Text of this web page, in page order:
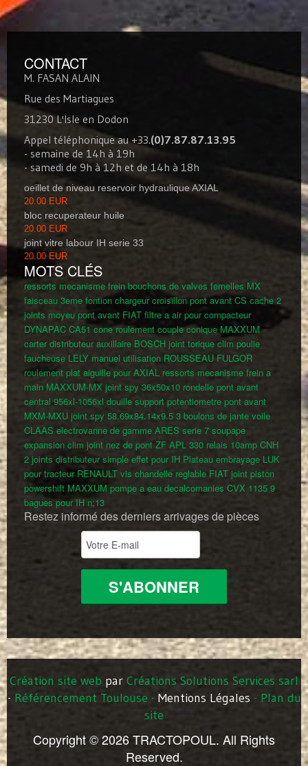
CONTACT
M. FASAN ALAIN
Rue des Martiagues
31230 L'Isle en Dodon
Appel téléphonique au +33.(0)7.87.87.13.95
- semaine de 14h à 19h
- samedi de 9h à 12h et de 14h à 18h
oeillet de niveau reservoir hydraulique AXIAL
20.00 EUR
bloc recuperateur huile
20.00 EUR
joint vitre labour IH serie 33
20.00 EUR
MOTS CLÉS
ressorts mecanisme frein bouchons de valves femelles MX
faisceau 3eme fontion chargeur croisillon pont avant CS cache 2
joints moyeu pont avant FIAT filtre a air pour compacteur
DYNAPAC CA51 cone roulement couple conique MAXXUM
carter distributeur auxillaire BOSCH joint torique clim poulie
faucheuse LELY manuel utilisation ROUSSEAU FULGOR
roulement plat aiguille pour AXIAL ressorts mecanisme frein a
main MAXXUM-MX joint spy 36x50x10 rondelle pont avant
central 956xl-1056xl douille support potentiometre pont avant
MXM-MXU joint spy 58.69x84.14x9.5 3 boulons de jante voile
CLAAS electrovanne de gamme ARES serie 7 soupape
expansion clim joint nez de pont ZF APL 330 relais 10amp CNH
2 joints distributeur simple effet pour IH Plateau embrayage LUK
pour tracteur RENAULT vis chandelle reglable FIAT joint piston
powershift MAXXUM pompe a eau decalcomanies CVX 1135 9
bagues pour IH n;13
Restez informé des derniers arrivages de pièces
Création site web par Créations Solutions Services sarl
- Référencement Toulouse - Mentions Légales - Plan du
site
Copyright © 2026 TRACTOPOUL. All Rights
Reserved.